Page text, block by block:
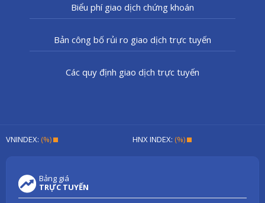
Biểu phí giao dịch chứng khoán
Bản công bố rủi ro giao dịch trực tuyến
Các quy định giao dịch trực tuyến
VNINDEX: (%) HNX INDEX: (%)
Bảng giá
TRỰC TUYẾN